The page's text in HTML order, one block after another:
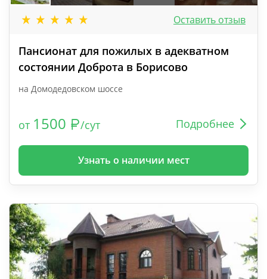
Оставить отзыв
Пансионат для пожилых в адекватном
состоянии Доброта в Борисово
на Домодедовском шоссе
от 1500 /сут Подробнее
Узнать о наличии мест